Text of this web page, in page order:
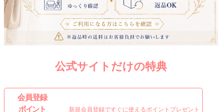
公式サイトだけの特典
会 員 登 録
ポイント
新規会員登録ですぐに使えるポイントプレゼント